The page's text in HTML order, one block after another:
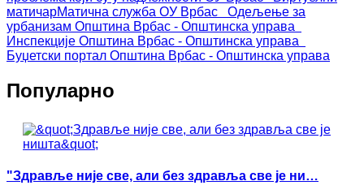
матичарМатична служба ОУ Врбас
Одељење за
урбанизам Општина Врбас - Општинска управа
Инспекције Општина Врбас - Општинска управа
Буџетски портал Општина Врбас - Општинска управа
Популарно
"Здравље није све, али без здравља све је ни…